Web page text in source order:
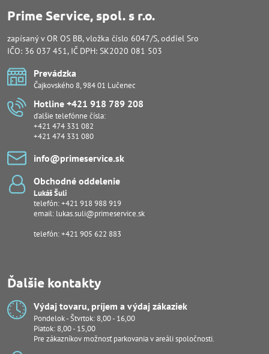
Prime Service, spol. s r.o.
zapísaný v OR OS BB, vložka číslo 6047/S, oddiel Sro
IČO: 36 037 451, IČ DPH: SK2020 081 503
Prevádzka
Čajkovského 8, 984 01 Lučenec
Hotline +421 918 789 208
ďalšie telefónne čísla:
+421 474 331 082
+421 474 331 080
info​@primeservice​.sk
Obchodné oddelenie
Lukáš Šuli
telefón:+421 918 988 919
email: lukas.suli@primeservice.sk
telefón: +421 905 622 883
Ďalšie kontakty
Výdaj tovaru, príjem a výdaj zákaziek
Pondelok - Štvrtok: 8,00 - 16,00
Piatok: 8,00 - 15,00
Pre zákazníkov možnosť parkovania v areáli spoločnosti.